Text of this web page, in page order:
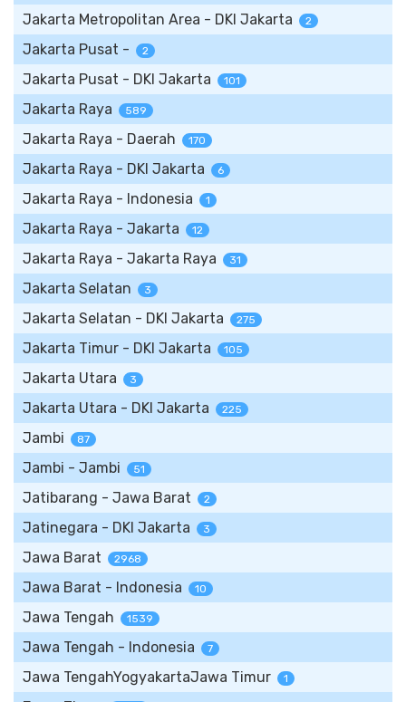
Jakarta Metropolitan Area - DKI Jakarta 2
Jakarta Pusat - 2
Jakarta Pusat - DKI Jakarta 101
Jakarta Raya 589
Jakarta Raya - Daerah 170
Jakarta Raya - DKI Jakarta 6
Jakarta Raya - Indonesia 1
Jakarta Raya - Jakarta 12
Jakarta Raya - Jakarta Raya 31
Jakarta Selatan 3
Jakarta Selatan - DKI Jakarta 275
Jakarta Timur - DKI Jakarta 105
Jakarta Utara 3
Jakarta Utara - DKI Jakarta 225
Jambi 87
Jambi - Jambi 51
Jatibarang - Jawa Barat 2
Jatinegara - DKI Jakarta 3
Jawa Barat 2968
Jawa Barat - Indonesia 10
Jawa Tengah 1539
Jawa Tengah - Indonesia 7
Jawa TengahYogyakartaJawa Timur 1